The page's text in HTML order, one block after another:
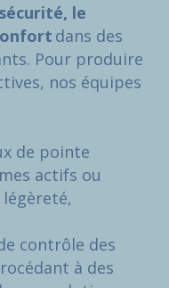
le
dans des
Pour produire
nos équipes
de pointe
actifs ou
contrôle des
à des